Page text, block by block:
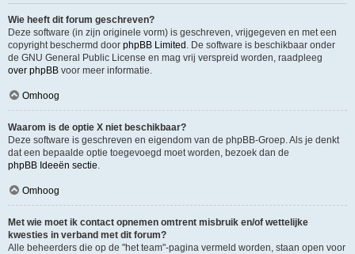
Wie heeft dit forum geschreven?
Deze software (in zijn originele vorm) is geschreven, vrijgegeven en met een
copyright beschermd door phpBB Limited . De software is beschikbaar onder
de GNU General Public License en mag vrij verspreid worden, raadpleeg
over phpBB voor meer informatie.
Omhoog
Waarom is de optie X niet beschikbaar?
Deze software is geschreven en eigendom van de phpBB-Groep. Als je denkt
dat een bepaalde optie toegevoegd moet worden, bezoek dan de
phpBB Ideeën sectie.
Omhoog
Met wie moet ik contact opnemen omtrent misbruik en/of wettelijke
kwesties in verband met dit forum?
Alle beheerders die op de "het team"-pagina vermeld worden, staan open voor